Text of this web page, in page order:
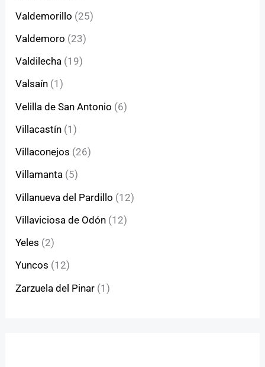
Valdemorillo (25)
Valdemoro (23)
Valdilecha (19)
Valsaín (1)
Velilla de San Antonio (6)
Villacastín (1)
Villaconejos (26)
Villamanta (5)
Villanueva del Pardillo (12)
Villaviciosa de Odón (12)
Yeles (2)
Yuncos (12)
Zarzuela del Pinar (1)